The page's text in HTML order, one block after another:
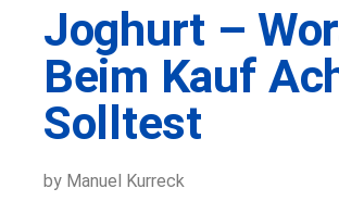
Joghurt –
Beim Kauf
Solltest
by Manuel Kurreck